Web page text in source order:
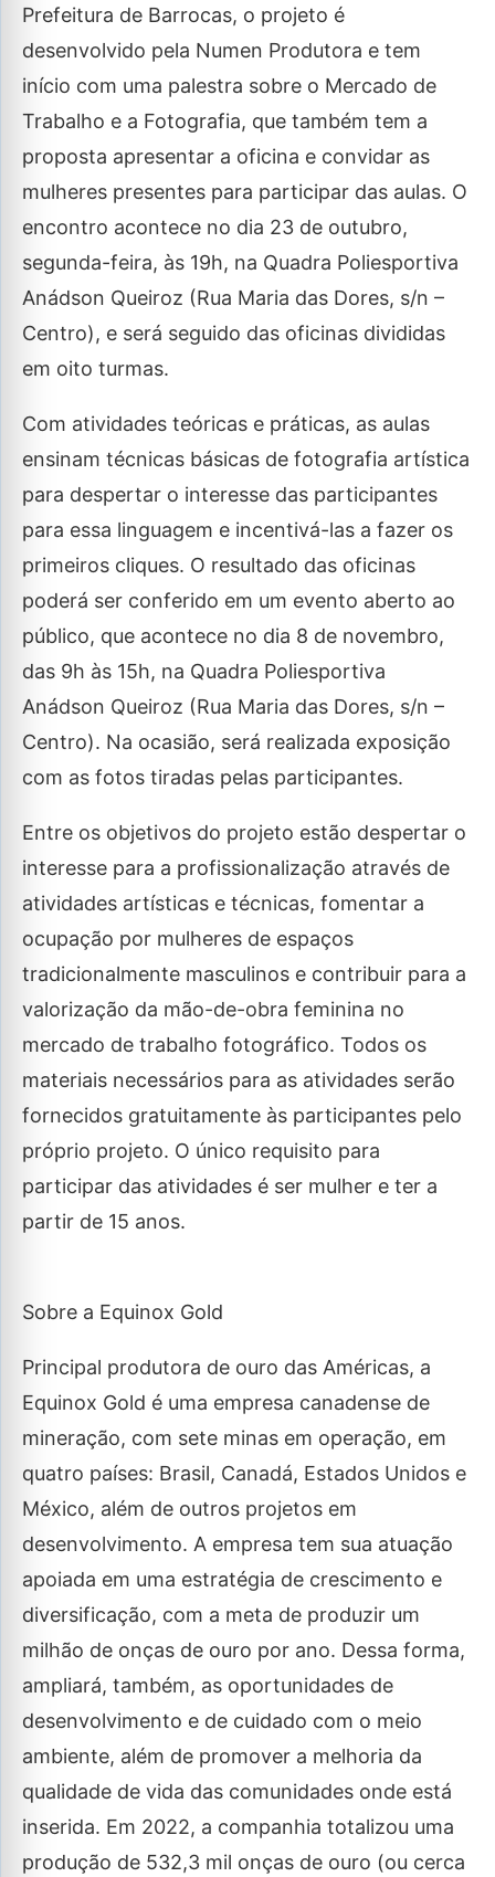
Prefeitura de Barrocas, o projeto é
desenvolvido pela Numen Produtora e tem
início com uma palestra sobre o Mercado de
Trabalho e a Fotografia, que também tem a
proposta apresentar a oficina e convidar as
mulheres presentes para participar das aulas. O
encontro acontece no dia 23 de outubro,
segunda-feira, às 19h, na Quadra Poliesportiva
Anádson Queiroz (Rua Maria das Dores, s/n –
Centro), e será seguido das oficinas divididas
em oito turmas.
Com atividades teóricas e práticas, as aulas
ensinam técnicas básicas de fotografia artística
para despertar o interesse das participantes
para essa linguagem e incentivá-las a fazer os
primeiros cliques. O resultado das oficinas
poderá ser conferido em um evento aberto ao
público, que acontece no dia 8 de novembro,
das 9h às 15h, na Quadra Poliesportiva
Anádson Queiroz (Rua Maria das Dores, s/n –
Centro). Na ocasião, será realizada exposição
com as fotos tiradas pelas participantes.
Entre os objetivos do projeto estão despertar o
interesse para a profissionalização através de
atividades artísticas e técnicas, fomentar a
ocupação por mulheres de espaços
tradicionalmente masculinos e contribuir para a
valorização da mão-de-obra feminina no
mercado de trabalho fotográfico. Todos os
materiais necessários para as atividades serão
fornecidos gratuitamente às participantes pelo
próprio projeto. O único requisito para
participar das atividades é ser mulher e ter a
partir de 15 anos.
Sobre a Equinox Gold
Principal produtora de ouro das Américas, a
Equinox Gold é uma empresa canadense de
mineração, com sete minas em operação, em
quatro países: Brasil, Canadá, Estados Unidos e
México, além de outros projetos em
desenvolvimento. A empresa tem sua atuação
apoiada em uma estratégia de crescimento e
diversificação, com a meta de produzir um
milhão de onças de ouro por ano. Dessa forma,
ampliará, também, as oportunidades de
desenvolvimento e de cuidado com o meio
ambiente, além de promover a melhoria da
qualidade de vida das comunidades onde está
inserida. Em 2022, a companhia totalizou uma
produção de 532,3 mil onças de ouro (ou cerca